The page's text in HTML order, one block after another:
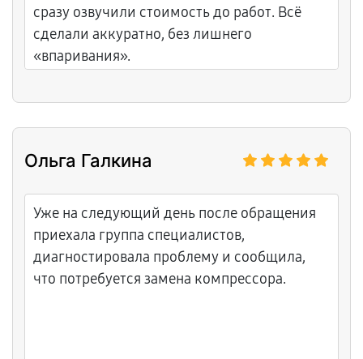
сразу озвучили стоимость до работ. Всё
сделали аккуратно, без лишнего
«впаривания».
Ольга Галкина
Уже на следующий день после обращения
приехала группа специалистов,
диагностировала проблему и сообщила,
что потребуется замена компрессора.